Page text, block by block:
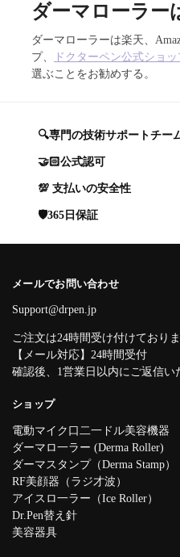
ダーマローラー
ダーマローラーは楽天、
プ、
ドクターペン公式ショ
選ぶことをお勧めする。
🔍専門の技術サポートチー
🤝🏻公式認可
💯 支払いの安全性
🛡️365日保証
メールでお問い合わせ
Support@drpen.jp
ご注文は24時間受け付けており
【メール対応】24時間受付
確認後、1営業日以内にご返信い
ショップ
電動マイク口二一ドル美容機器
ダーマロ一ラー (Derma Roller)
ダーマスタンプ（Derma Stamp）
RF美顔器（ラジ才波）
アイスロ一ラー（Ice Roller）
Dr.Pen替え針
美容器具